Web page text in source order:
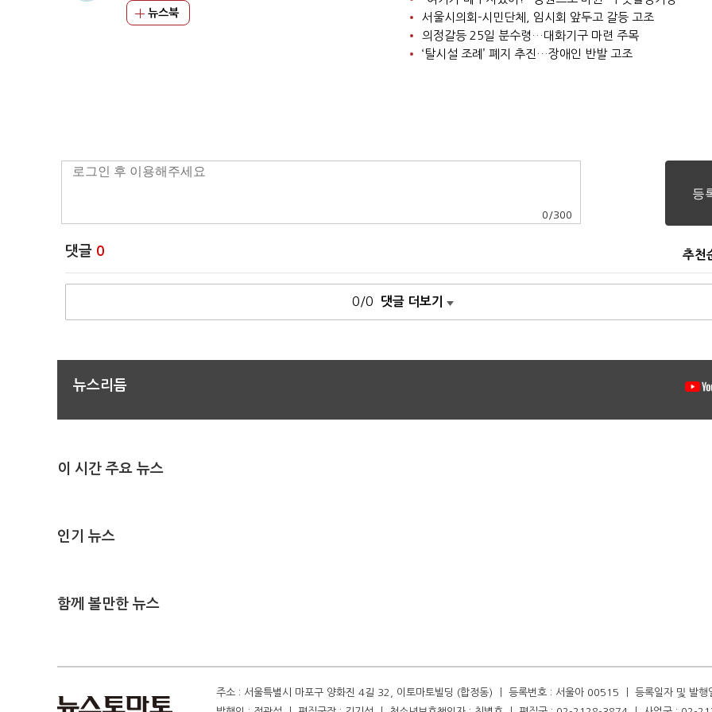
뉴스북
서울시의회-시민단체, 임시회 앞두고 갈등 고조
의정갈등 25일 분수령…대화기구 마련 주목
‘탈시설 조례’ 폐지 추진…장애인 반발 고조
0 /300
댓글 0 추천
0/0 댓글 더보기
뉴스리듬
이 시간 주요 뉴스
인기 뉴스
함께 볼만한 뉴스
주소 : 서울특별시 마포구 양화진 4길 32, 이토마토빌딩 (합정동) ㅣ 등록번호 : 서울아 00515 ㅣ 등록일자 및 발